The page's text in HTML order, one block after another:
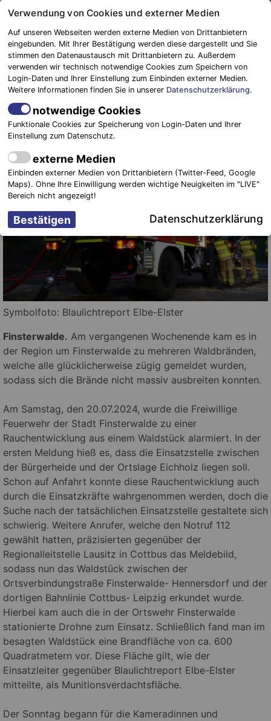
Springe
Inhalt
Blaulichtreport
Elbe-Elster
Waldbrände halten die freiwilligen
Einsatzkräfte auf Trab
26. Juli 2024 -Einsätze,NEWS
Symbolfoto: Blaulichtreport Elbe-Elster
Finsterwalde. Am vergangenen Wochenende kam es in
der Region um Finsterwalde zu mehreren Waldbränden,
welche alle glücklicherweise zügig gemeldet wurden,
sodass sich die Brände nicht massiv ausbreiten konnten.
Am Samstag, den 20.07.2024, wurde die Freiwillige
Feuerwehr der Stadt Finsterwalde zu einer
Rauchentwicklung aus einem Waldstück alarmiert. In der
ersten Meldung hieß es, dass die Einsatzstelle zwischen
der Bürgerheide und der Ortslage Eichholz liegen soll.
Schon auf Anfahrt konnte diese Rauchentwicklung auch
durch die Einsatzkräfte wahrgenommen werden, doch die
Suche nach der tatsächlichen Einsatzstelle gestaltete sich
schwierig. Weitere Anrufer, welche den Notruf 112
gewählt hatten, präzisierten gegenüber der
Regionalleitstelle Lausitz in Cottbus das Meldebild,
sodass nun das Waldstück zwischen der
Ortsverbindungstraße Finsterwalde- Hennersdorf und der
dortigen Bahnlinie Cottbus- Leipzig erkundet wurde.
Hierbei kam auch die in der Ortswehr Finsterwalde
stationierte Drohne zum Einsatz. Schließlich fand man im
besagten Waldstück eine Brandfläche von ca. 600
Quadratmetern vor. Diese Fläche gilt, wie der
Einsatzleiter gegenüber Blaulichtreport Elbe-Elster
mitteilte, als Munitionsverdachtsfläche.
Der Sonntag begann für die Kameradinnen und
Verwendung von Cookies und externer Medien
Auf unseren Webseiten werden externe Medien von Drittanbietern
eingebunden. Mit Ihrer Bestätigung werden diese dargestellt und Sie
stimmen den Datenaustausch mit Drittanbietern zu. Außerdem
verwenden wir technisch notwendige Cookies zum Speichern von
Login-Daten und Ihrer Einstellung zum Einbinden externer Medien.
Weitere Informationen finden Sie in unserer Datenschutzerklärung.
notwendige Cookies
Funktionale Cookies zur Speicherung von Login-Daten und Ihrer
Einstellung zum Datenschutz.
externe Medien
Einbinden externer Medien von Drittanbietern (Twitter-Feed, Google
Maps). Ohne Ihre Einwilligung werden wichtige Neuigkeiten im "LIVE"
Bereich nicht angezeigt!
Datenschutzerklärung